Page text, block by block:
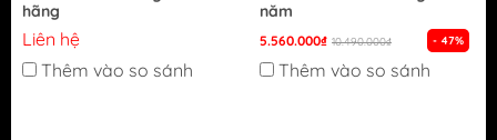
hãng
Liên hệ
Thêm vào so sánh
năm
5.560.000₫ 10.490.000₫ - 47%
Thêm vào so sánh